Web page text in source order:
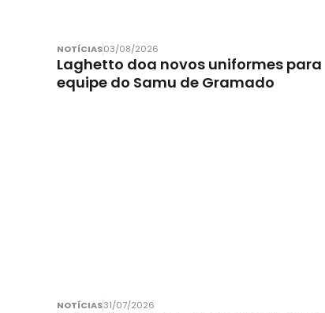
NOTÍCIAS03/08/2026
Laghetto doa novos uniformes para
equipe do Samu de Gramado
NOTÍCIAS31/07/2026